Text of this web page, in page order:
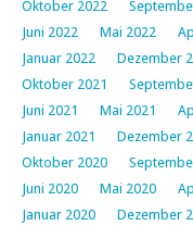
Oktober 2022
Juni 2022
Mai 2022
Januar 2022
Dezember
Oktober 2021
Juni 2021
Mai 2021
Januar 2021
Dezember
Oktober 2020
Juni 2020
Mai 2020
Januar 2020
Dezember